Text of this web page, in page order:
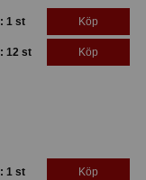
1 st Köp
12 st Köp
1 st Köp